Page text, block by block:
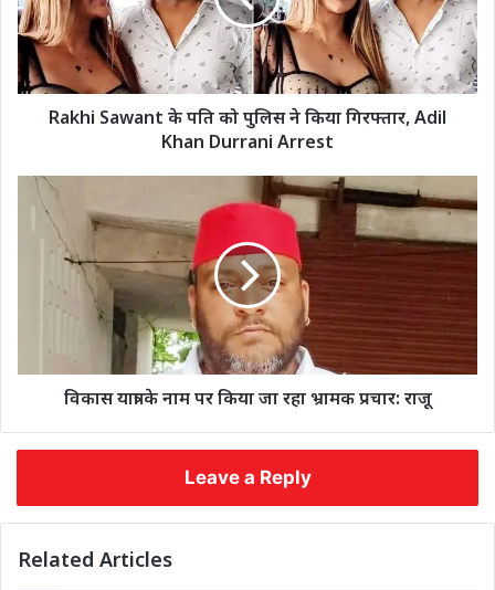
Rakhi Sawant के पति को पुलिस ने किया गिरफ्तार, Adil
Khan Durrani Arrest
विकास यात्रा के नाम पर किया जा रहा भ्रामक प्रचार: राजू
Leave a Reply
Related Articles